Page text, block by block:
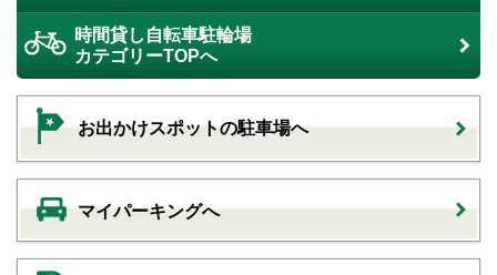
時間貸し自転車駐輪場
カテゴリーTOPへ
お出かけスポットの駐車場へ
マイパーキングへ